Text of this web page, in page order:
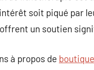
soit piqué par
un soutien
à propos de